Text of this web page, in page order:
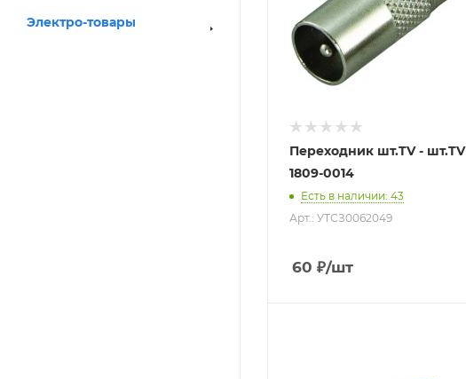
Электро-товары
Переходник шт.TV - шт.TV
1809-0014
Есть в наличии: 43
Арт.: УТСЗ0062049
60 ₽/шт